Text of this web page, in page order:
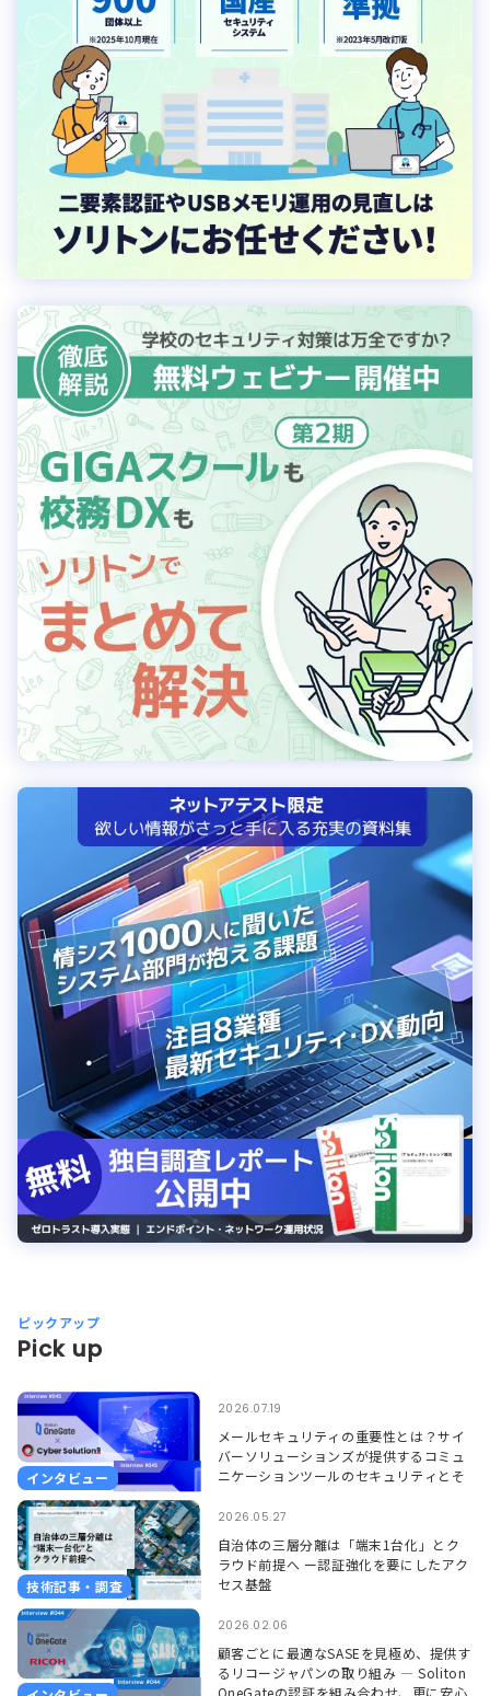
ピックアップ
Pick up
インタビュー
2026.07.19
メールセキュリティの重要性とは？サイ
バーソリューションズが提供するコミュ
ニケーションツールのセキュリティとそ
技術記事・調査
2026.05.27
自治体の三層分離は「端末1台化」とク
ラウド前提へ ー認証強化を要にしたアク
セス基盤
2026.02.06
顧客ごとに最適なSASEを見極め、提供す
るリコージャパンの取り組み ― Soliton